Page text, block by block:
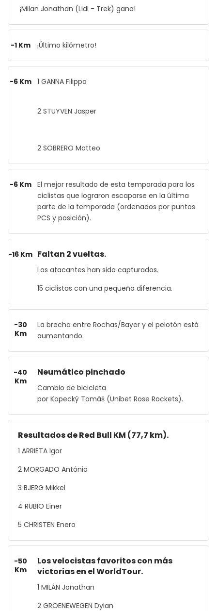
¡Milan Jonathan (Lidl - Trek) gana!
-1 Km ¡Último kilómetro!
-6 Km 1 GANNA Filippo
2 STUYVEN Jasper
2 SOBRERO Matteo
-6 Km
El mejor resultado de esta temporada para los
ciclistas que lograron escaparse en la última
parte de la temporada (ordenados por puntos
PCS y posición).
-16 Km Faltan 2 vueltas.
Los atacantes han sido capturados.
15 ciclistas con una pequeña diferencia.
-30
Km
La brecha entre Rochas/Bayer y el pelotón está
aumentando.
-40
Km
Neumático pinchado
Cambio de bicicleta
por Kopecký Tomáš (Unibet Rose Rockets).
Resultados de Red Bull KM (77,7 km).
1 ARRIETA Igor
2 MORGADO António
3 BJERG Mikkel
4 RUBIO Einer
5 CHRISTEN Enero
-50
Km
Los velocistas favoritos con más
victorias en el WorldTour.
1 MILÁN Jonathan
2 GROENEWEGEN Dylan